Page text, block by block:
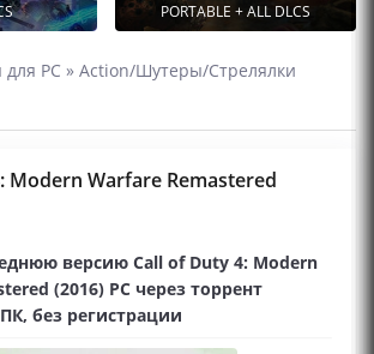
PORTABLE + ALL DLCS
PC » Action/Шутеры/Стрелялки
Modern Warfare Remastered
версию Call of Duty 4: Modern
(2016) PC через торрент
без регистрации